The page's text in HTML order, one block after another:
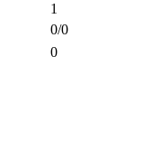
1
0/0
0